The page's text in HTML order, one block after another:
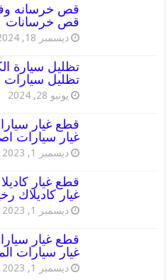
قص خرسانات
ديسمبر 18, 2024
تظليل سيارات
يونيو 28, 2024
غيار سيارات
ديسمبر 1, 2023
غيار كاديلاك
ديسمبر 1, 2023
غيار سيارات
ديسمبر 1, 2023